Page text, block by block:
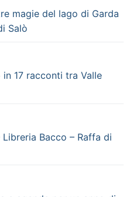
magie del lago di Garda
Salò
17 racconti tra Valle
Bacco – Raffa di